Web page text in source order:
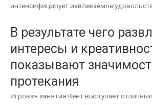
интенсифицирует извлекаемое
В результате чего
интересы и
показывают
протекания
Игровая занятия Кент выступает